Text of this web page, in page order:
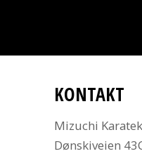
KONTAKT
Mizuchi
Dønskiveien